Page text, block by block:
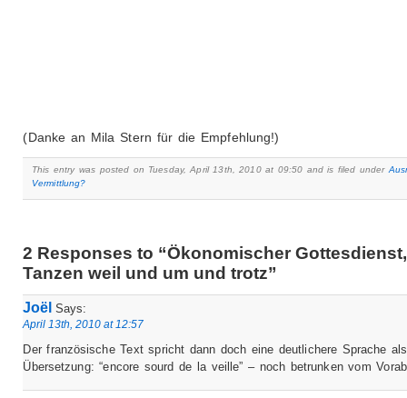
(Danke an Mila Stern für die Empfehlung!)
This entry was posted on Tuesday, April 13th, 2010 at 09:50 and is filed under
Vermittlung?
2 Responses to “Ökonomischer Gottesdienst,
Tanzen weil und um und trotz”
Joël Says:
April 13th, 2010 at 12:57
Der französische Text spricht dann doch eine deutlichere Sprache
Übersetzung: “encore sourd de la veille” – noch betrunken vom